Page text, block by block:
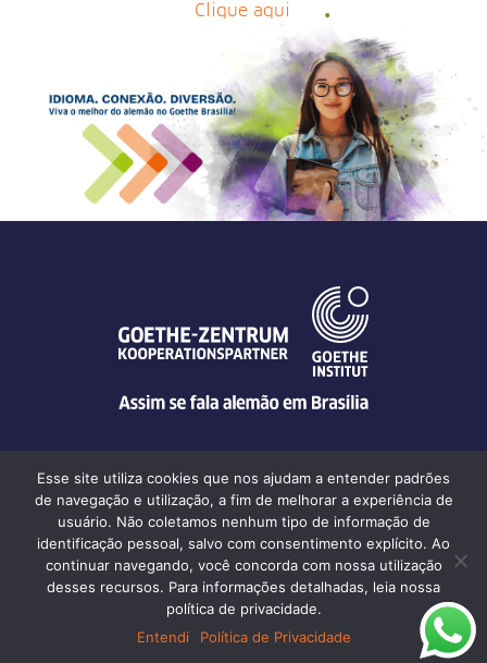
Clique aqui
Goethe-Zentrum Brasília | Q SEPS 708/907 SN, Conjunto A • CEP
70390-079 • Brasília-DF
© Goethe-Zentrum Brasília 2026
Esse site utiliza cookies que nos ajudam a entender padrões
de navegação e utilização, a fim de melhorar a experiência de
usuário. Não coletamos nenhum tipo de informação de
identificação pessoal, salvo com consentimento explícito. Ao
continuar navegando, você concorda com nossa utilização
desses recursos. Para informações detalhadas, leia nossa
política de privacidade.
Entendi
Política de Privacidade